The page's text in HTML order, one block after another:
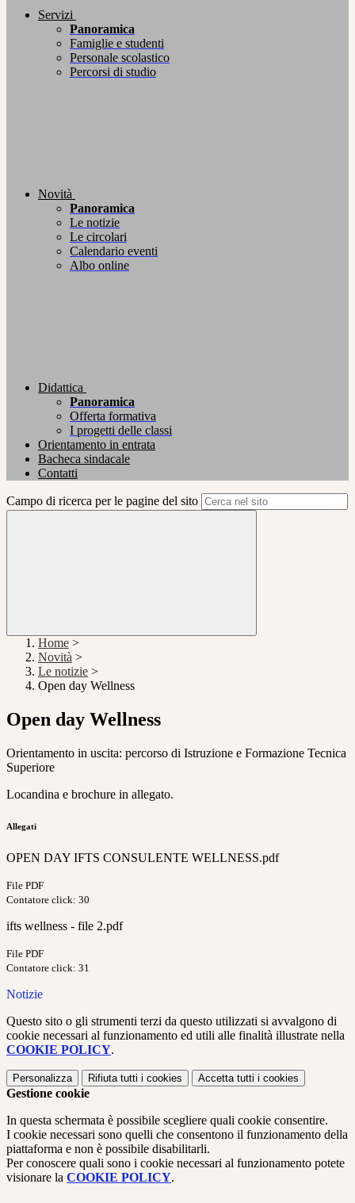
Servizi
Panoramica
Famiglie e studenti
Personale scolastico
Percorsi di studio
Novità
Panoramica
Le notizie
Le circolari
Calendario eventi
Albo online
Didattica
Panoramica
Offerta formativa
I progetti delle classi
Orientamento in entrata
Bacheca sindacale
Contatti
Campo di ricerca per le pagine del sito
Home >
Novità >
Le notizie >
Open day Wellness
Open day Wellness
Orientamento in uscita: percorso di Istruzione e Formazione Tecnica
Superiore
Locandina e brochure in allegato.
Allegati
OPEN DAY IFTS CONSULENTE WELLNESS.pdf
File PDF
Contatore click: 30
ifts wellness - file 2.pdf
File PDF
Contatore click: 31
Notizie
Questo sito o gli strumenti terzi da questo utilizzati si avvalgono di
cookie necessari al funzionamento ed utili alle finalità illustrate nella
COOKIE POLICY.
Personalizza Rifiuta tutti i cookies Accetta tutti i cookies
Gestione cookie
In questa schermata è possibile scegliere quali cookie consentire.
I cookie necessari sono quelli che consentono il funzionamento della
piattaforma e non è possibile disabilitarli.
Per conoscere quali sono i cookie necessari al funzionamento potete
visionare la COOKIE POLICY.